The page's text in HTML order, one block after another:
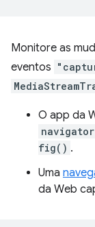
Monitore as
eventos
O app da
fig() .
Uma
da Web